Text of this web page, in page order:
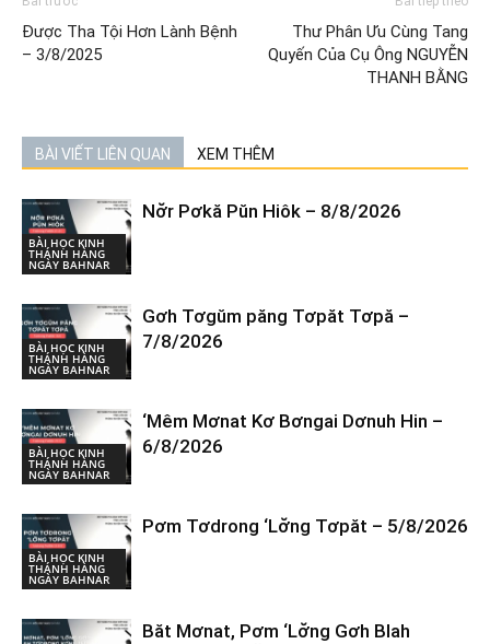
Được Tha Tội Hơn Lành Bệnh
– 3/8/2025
Thư Phân Ưu Cùng Tang
Quyến Của Cụ Ông NGUYỄN
THANH BẰNG
BÀI VIẾT LIÊN QUAN XEM THÊM
BÀI HỌC KINH
THÁNH HÀNG
NGÀY BAHNAR
Nơ̆r Pơkă Pŭn Hiôk – 8/8/2026
BÀI HỌC KINH
THÁNH HÀNG
NGÀY BAHNAR
Gơh Tơgŭm păng Tơpăt Tơpă –
7/8/2026
BÀI HỌC KINH
THÁNH HÀNG
NGÀY BAHNAR
‘Mêm Mơnat Kơ Bơngai Dơnuh Hin –
6/8/2026
BÀI HỌC KINH
THÁNH HÀNG
NGÀY BAHNAR
Pơm Tơdrong ‘Lơ̆ng Tơpăt – 5/8/2026
Băt Mơnat, Pơm ‘Lơ̆ng Gơh Blah